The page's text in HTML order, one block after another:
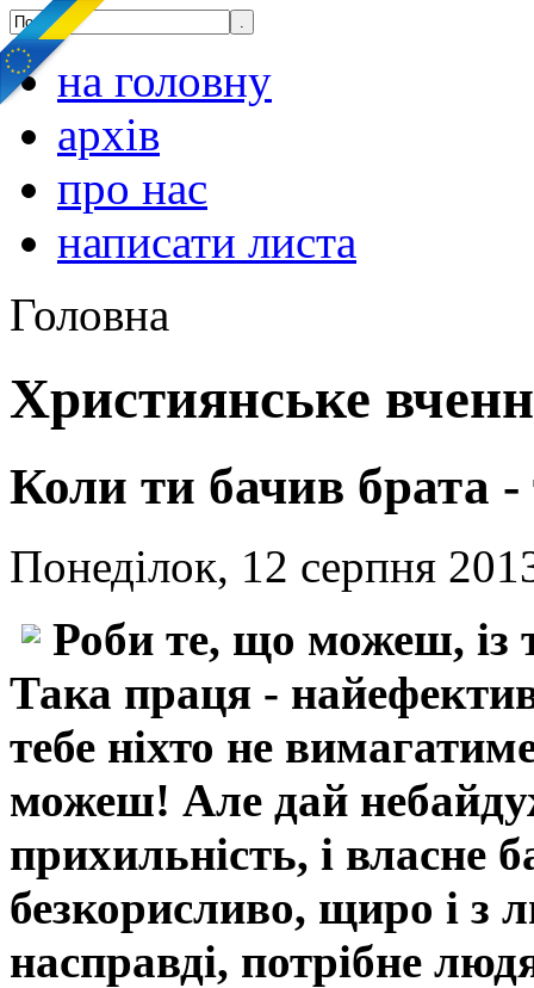
на головну
архів
про нас
написати листа
Головна
Християнське
Коли ти бачив брата
Понеділок, 12 серпня
Роби те, що можеш, із
Така праця -
тебе ніхто не
можеш! Але дай
прихильність, і власне
безкорисливо, щиро і
насправді, потрібне